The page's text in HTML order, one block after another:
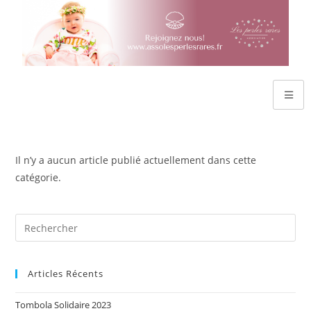
Il n’y a aucun article publié actuellement dans cette
catégorie.
Articles Récents
Tombola Solidaire 2023